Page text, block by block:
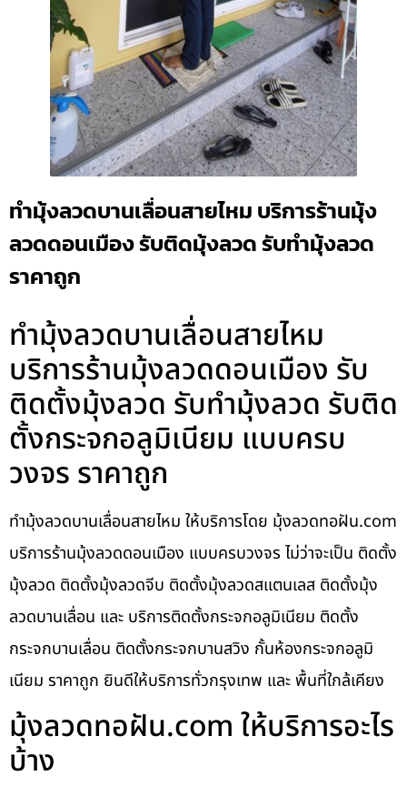
ทำมุ้งลวดบานเลื่อนสายไหม บริการร้านมุ้ง
ลวดดอนเมือง รับติดมุ้งลวด รับทำมุ้งลวด
ราคาถูก
ทำมุ้งลวดบานเลื่อนสายไหม
บริการร้านมุ้งลวดดอนเมือง รับ
ติดตั้งมุ้งลวด รับทำมุ้งลวด รับติด
ตั้งกระจกอลูมิเนียม แบบครบ
วงจร ราคาถูก
ทำมุ้งลวดบานเลื่อนสายไหม ให้บริการโดย มุ้งลวดทอฝัน.com
บริการร้านมุ้งลวดดอนเมือง แบบครบวงจร ไม่ว่าจะเป็น ติดตั้ง
มุ้งลวด ติดตั้งมุ้งลวดจีบ ติดตั้งมุ้งลวดสแตนเลส ติดตั้งมุ้ง
ลวดบานเลื่อน และ บริการติดตั้งกระจกอลูมิเนียม ติดตั้ง
กระจกบานเลื่อน ติดตั้งกระจกบานสวิง กั้นห้องกระจกอลูมิ
เนียม ราคาถูก ยินดีให้บริการทั่วกรุงเทพ และ พื้นที่ใกล้เคียง
มุ้งลวดทอฝัน.com ให้บริการอะไร
บ้าง